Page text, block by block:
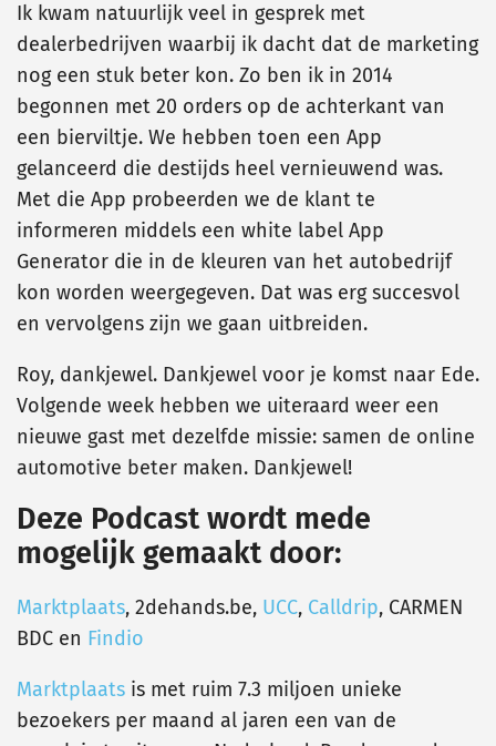
Ik kwam natuurlijk veel in gesprek met
dealerbedrijven waarbij ik dacht dat de marketing
nog een stuk beter kon. Zo ben ik in 2014
begonnen met 20 orders op de achterkant van
een bierviltje. We hebben toen een App
gelanceerd die destijds heel vernieuwend was.
Met die App probeerden we de klant te
informeren middels een white label App
Generator die in de kleuren van het autobedrijf
kon worden weergegeven. Dat was erg succesvol
en vervolgens zijn we gaan uitbreiden.
Roy, dankjewel. Dankjewel voor je komst naar Ede.
Volgende week hebben we uiteraard weer een
nieuwe gast met dezelfde missie: samen de online
automotive beter maken. Dankjewel!
Deze Podcast wordt mede
mogelijk gemaakt door:
Marktplaats, 2dehands.be, UCC, Calldrip, CARMEN
BDC en Findio
Marktplaats is met ruim 7.3 miljoen unieke
bezoekers per maand al jaren een van de